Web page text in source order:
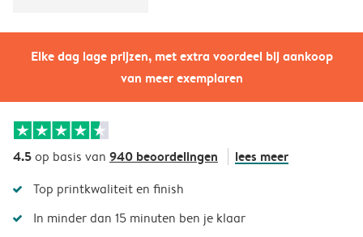
Elke dag lage prijzen, met extra voordeel bij aankoop
van meer exemplaren
4.5op basis van 940 beoordelingen lees meer
Top printkwaliteit en finish
In minder dan 15 minuten ben je klaar